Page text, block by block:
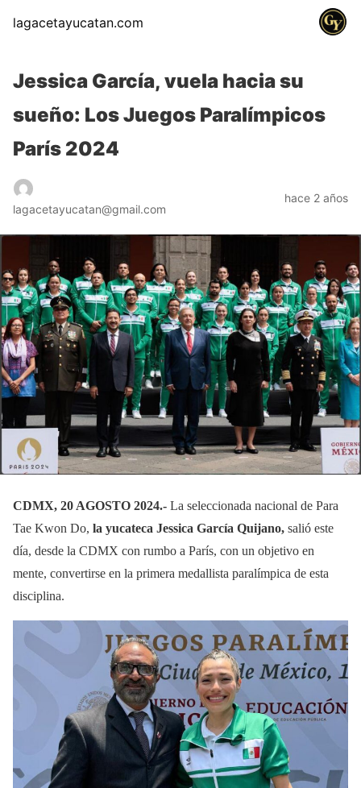
lagacetayucatan.com
Jessica García, vuela hacia su
sueño: Los Juegos Paralímpicos
París 2024
lagacetayucatan@gmail.com
hace 2 años
CDMX, 20 AGOSTO 2024.- La seleccionada nacional de Para
Tae Kwon Do, la yucateca Jessica García Quijano, salió este
día, desde la CDMX con rumbo a París, con un objetivo en
mente, convertirse en la primera medallista paralímpica de esta
disciplina.